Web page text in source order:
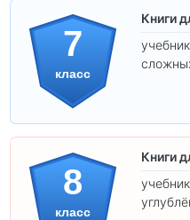
7
класс
Книги
8
класс
Книги